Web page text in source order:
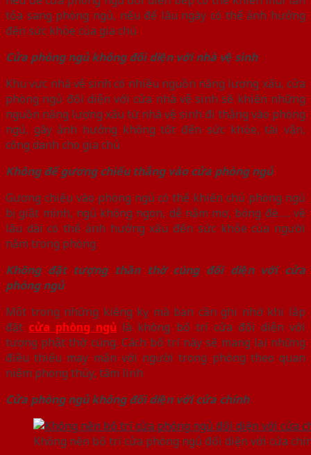
tỏa sang phòng ngủ, nếu để lâu ngày có thể ảnh hưởng
đến sức khỏe của gia chủ
Cửa phòng ngủ không đối diện với nhà vệ sinh
Khu vực nhà vệ sinh có nhiều nguồn năng lượng xấu, cửa
phòng ngủ đối diện với cửa nhà vệ sinh sẽ khiến những
nguồn năng lượng xấu từ nhà vệ sinh đi thẳng vào phòng
ngủ, gây ảnh hưởng không tốt đến sức khỏe, tài vận,
công danh cho gia chủ
Không để gương chiếu thẳng vào cửa phòng ngủ
Gương chiếu vào phòng ngủ có thể khiến chủ phòng ngủ
bị giật mình, ngủ không ngon, dễ nằm mơ, bóng đè….. về
lâu dài có thể ảnh hưởng xấu đến sức khỏe của người
nằm trong phòng
Không đặt tượng thần thờ cúng đối diện với cửa
phòng ngủ
Một trong những kiêng kỵ mà bạn cần ghi nhớ khi lắp
đặt cửa phòng ngủ là không bố trí cửa đối diện với
tượng phật thờ cúng. Cách bố trí này sẽ mang lại những
điều thiếu may mắn với người trong phòng theo quan
niệm phong thủy, tâm linh
Cửa phòng ngủ không đối diện với cửa chính
Không nên bố trí cửa phòng ngủ đối diện với cửa